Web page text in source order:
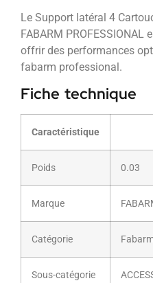
Le Support latéral 4
FABARM
offrir des performances
fabarm professional.
Fiche technique
Caractéristique
Poids 0.03
Marque
Catégorie
Sous-catégorie